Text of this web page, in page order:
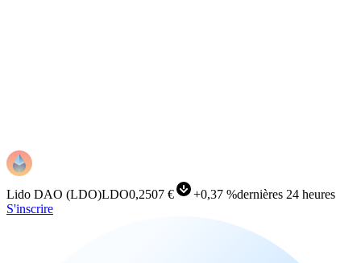
Lido DAO (LDO)LDO0,2507 € +0,37 %dernières 24 heures
S'inscrire